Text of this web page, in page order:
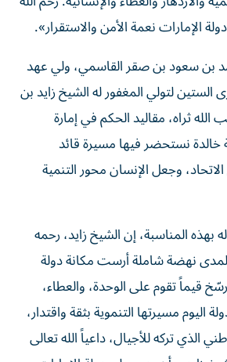
الإمارات نعمة الأمن والاستقرار».
بن سعود بن صقر القاسمي، ولي عهد
الستين لتولي المغفور له الشيخ زايد بن
ثراه، مقاليد الحكم في إمارة
نستحضر فيها مسيرة قائد
وجعل الإنسان محور التنمية
المناسبة، إن الشيخ زايد، رحمه
المدى نهضة شاملة أرست مكانة دولة
قيماً تقوم على الوحدة، والعطاء،
اليوم مسيرتها التنموية بثقة واقتدار،
الذي تركه للأجيال، داعياً الله تعالى